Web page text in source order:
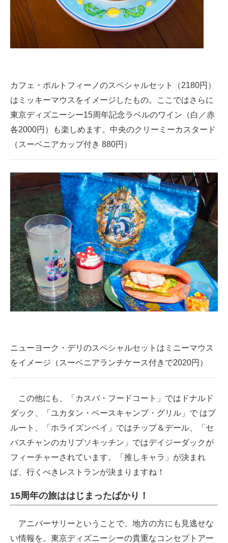
カフェ・ポルトフィーノのスペシャルセット（2180円）
はミッキーマウスをイメージしたもの。ここではさらに
東京ディズニーシー15周年記念ラベルのワイン（白／赤
各2000円）も楽しめます。中央のクリーミーカスタード
（スーベニアカップ付き 880円）
ニューヨーク・デリのスペシャルセットはミニーマウス
をイメージ（スーベニアランチケース付きで2020円）
この他にも、「カスバ・フードコート」ではドナルド
ダック、「ユカタン・ベースキャンプ・グリル」で はプ
ルート、「ホライズンベイ」ではチップ＆デール、「セ
バスチャンのカリプソキッチン」ではデイジーダックが
フィーチャーされています。「推しキャラ」が決まれ
ば、行くべきレストランが決まりますね！
15周年の旅ははじまったばかり！
アニバーサリーということで、地方の方にも見逃せな
い情報を。東京ディズニーシーの貴重なコンセプトアー